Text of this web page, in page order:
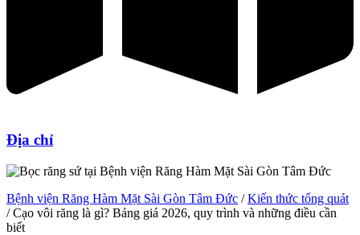
Địa chỉ
Bệnh viện Răng Hàm Mặt Sài Gòn Tâm Đức /Kiến thức tổng quát
/Cạo vôi răng là gì? Bảng giá 2026, quy trình và những điều cần
biết